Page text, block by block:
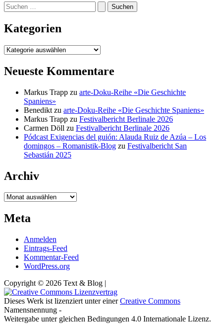
Suchen
nach:
Kategorien
Kategorien
Neueste Kommentare
Markus Trapp zu arte-Doku-Reihe «Die Geschichte
Spaniens»
Benedikt zu arte-Doku-Reihe «Die Geschichte Spaniens»
Markus Trapp zu Festivalbericht Berlinale 2026
Carmen Döll zu Festivalbericht Berlinale 2026
Pódcast Exigencias del guión: Alauda Ruiz de Azúa – Los
domingos – Romanistik-Blog zu Festivalbericht San
Sebastián 2025
Archiv
Archiv
Meta
Anmelden
Eintrags-Feed
Kommentar-Feed
WordPress.org
Copyright © 2026 Text & Blog |
Dieses Werk ist lizenziert unter einerCreative Commons
Namensnennung -
Weitergabe unter gleichen Bedingungen 4.0 Internationale Lizenz.